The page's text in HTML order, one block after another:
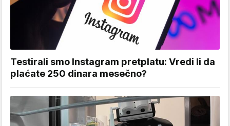
Testirali smo Instagram pretplatu: Vredi li da
plaćate 250 dinara mesečno?